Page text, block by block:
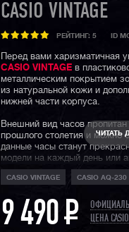
CASIO VINTAGE
РЕЙТИНГ: 5 ID
Перед вами харизматичная
CASIO VINTAGE в
металлическим покрытием
из натуральной кожи и
нижней части корпуса.
Внешний вид часов пропитан
прошлого столетия и можно
данные часы станут
модели на каждый день или
приковывать к себе
гармонично дополнить тот
Напомним, что ретро
линейка недорогих часов
отсылает нас прямиком к
ЧИТАТЬ
CASIO VINTAGE CASIO AQ-230
9 490P
ЦЕНА